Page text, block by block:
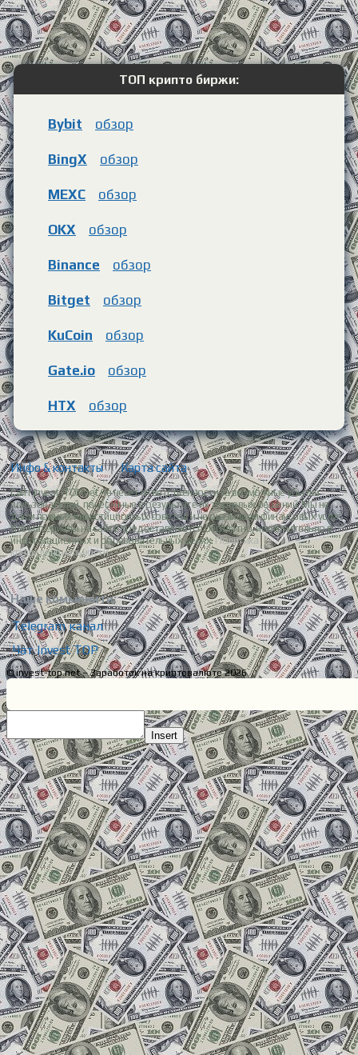
ТОП крипто биржи:
Bybit обзор
BingX обзор
MEXC обзор
OKX обзор
Binance обзор
Bitget обзор
KuCoin обзор
Gate.io обзор
HTX обзор
Инфо & контакты | Карта сайта
Сайт Invest-TOP.net не несет ответственности за возможные убытки
пользователей, понесенные в результате их торговых решений. Мы не
даем прямых инвестиционных советов и не оказываем финансовых услуг.
Все материалы на сайте предоставляются бесплатно, исключительно в
информационных и образовательных целях.Политика
конфиденциальности.
Наше комьюнити:
Telegram канал
Чат Invest TOP
© invest-top.net – Заработок на криптовалюте 2026
Insert